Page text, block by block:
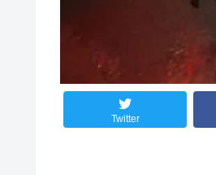
Twitter